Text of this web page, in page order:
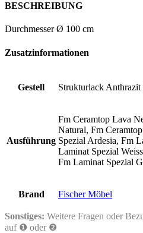
BESCHREIBUNG
Durchmesser Ø 100 cm
Zusatzinformationen
Gestell Strukturlack Anthrazit
Ausführung
Fm Ceramtop Lava
Natural, Fm
Spezial Ardesia, Fm
Laminat Spezial
Fm Laminat Spezial
Brand Fischer Möbel
Sonstiges: Weitere Fragen oder
auf ❶ oder ❷